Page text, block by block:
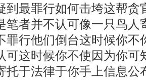
到最罪行如何击垮这帮贪
笔者并不认可像一只鸟人
罪行他们倒台这时候你不
可这时候你不使因为你可
托于法律于你手上信息公